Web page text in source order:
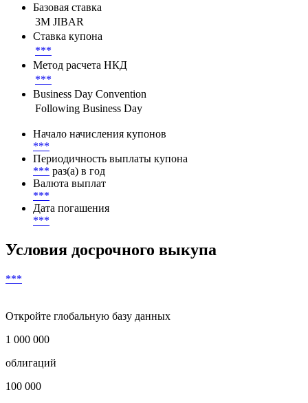
Базовая ставка
3M JIBAR
Ставка купона
***
Метод расчета НКД
***
Business Day Convention
Following Business Day
Начало начисления купонов
***
Периодичность выплаты купона
*** раз(а) в год
Валюта выплат
***
Дата погашения
***
Условия досрочного выкупа
***
Откройте глобальную базу данных
1 000 000
облигаций
100 000